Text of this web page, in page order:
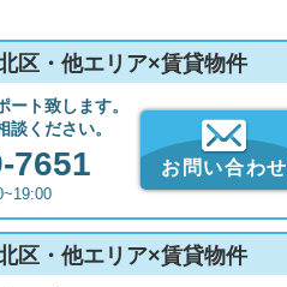
区・他エリア×賃貸物件
ト致します。
ください。
7651 お問い合わせ
区・他エリア×賃貸物件